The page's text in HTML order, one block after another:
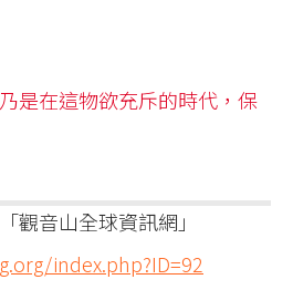
是在這物欲充斥的時代，保
觀音山全球資訊網」
index.php?ID=92